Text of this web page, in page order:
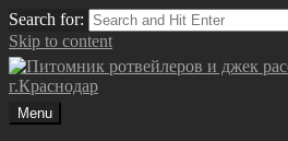
Search for:
Skip to content
Menu